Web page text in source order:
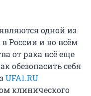
одной из
России и во всём
от рака всё еще
обезопасить себя
UFA1.RU
клинического